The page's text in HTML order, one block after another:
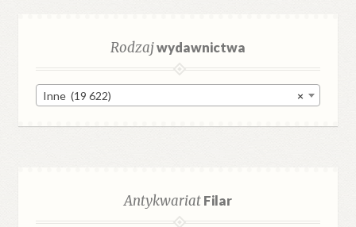
Rodzajwydawnictwa
×
Inne (19 622)
AntykwariatFilar